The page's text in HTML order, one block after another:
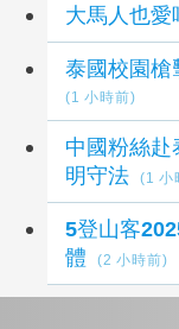
泰國校園
(1 小時前)
中國粉絲
明守法
(1 小
5登山客
體
(2 小時前)